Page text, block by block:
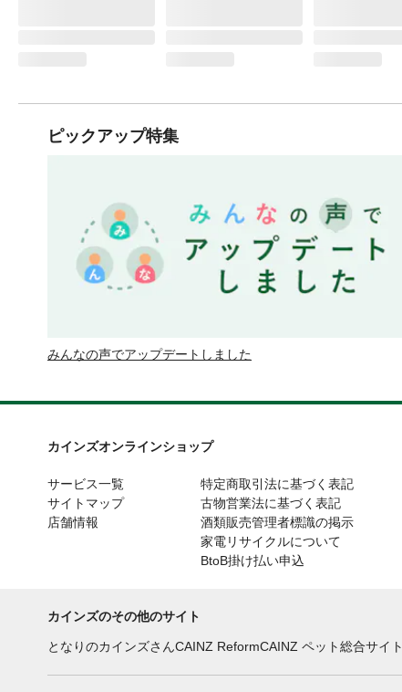
ピックアップ特集
みんなの声でアップデートしました
カインズオンラインショップ
サービス一覧
サイトマップ
店舗情報
特定商取引法に基づく表記
古物営業法に基づく表記
酒類販売管理者標識の掲示
家電リサイクルについて
BtoB掛け払い申込
カインズのその他のサイト
となりのカインズさんCAINZ ReformCAINZ ペット総合サイト